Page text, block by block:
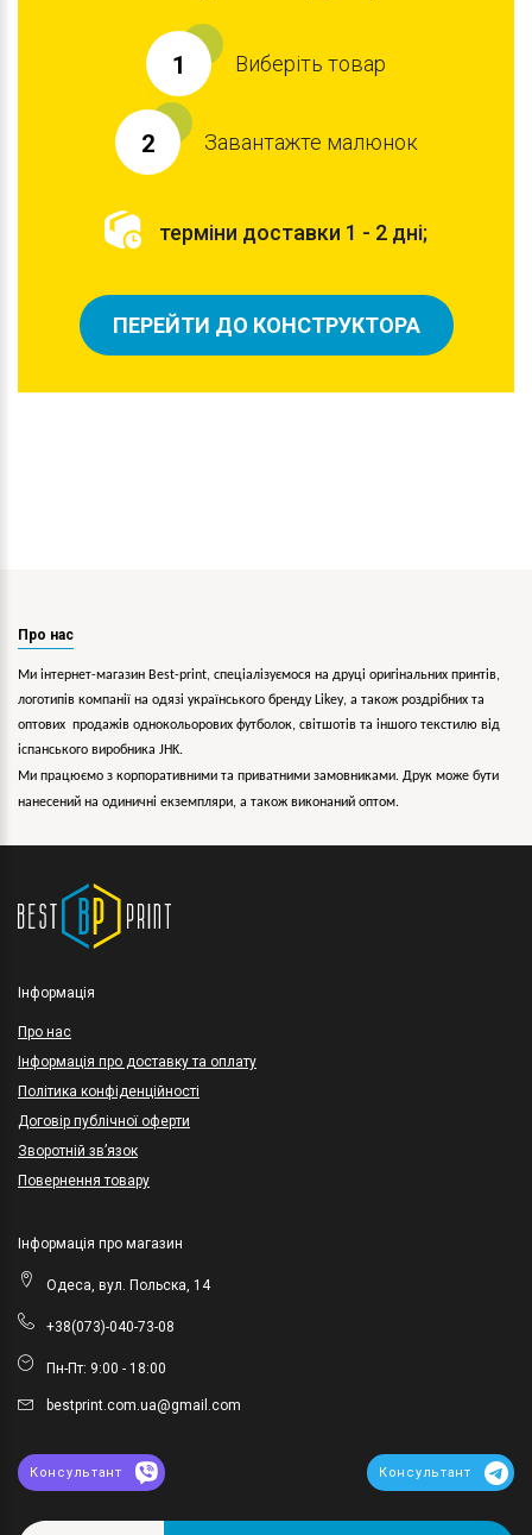
1 Виберіть товар
2 Завантажте малюнок
терміни доставки 1 - 2 дні;
ПЕРЕЙТИ ДО КОНСТРУКТОРА
Про нас
Ми інтернет-магазин Best-print, спеціалізуємося на друці оригінальних принтів,
логотипів компанії на одязі українського бренду Likey, а також роздрібних та
оптових продажів однокольорових футболок, світшотів та іншого текстилю від
іспанського виробника JHK.
Ми працюємо з корпоративними та приватними замовниками. Друк може бути
нанесений на одиничні екземпляри, а також виконаний оптом.
Інформація
Про нас
Інформація про доставку та оплату
Політика конфіденційності
Договір публічної оферти
Зворотній зв’язок
Повернення товару
Інформація про магазин
Одеса, вул. Польска, 14
+38(073)-040-73-08
Пн-Пт: 9:00 - 18:00
bestprint.com.ua@gmail.com
Консультант Консультант